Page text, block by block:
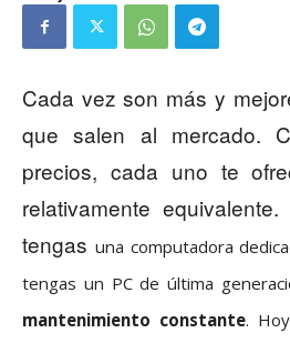
Cada vez son más y
que salen al mercado.
precios, cada uno te
relativamente
tengas una computadora
tengas un PC de última
mantenimiento constante.